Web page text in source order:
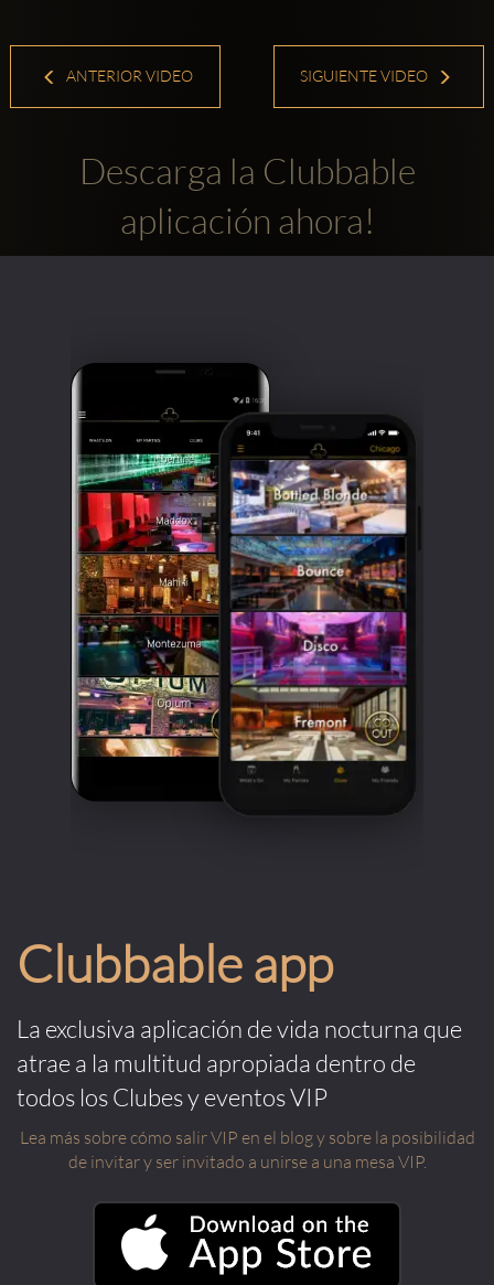
ANTERIOR VIDEO SIGUIENTE VIDEO
Descarga la Clubbable
aplicación ahora!
Clubbable app
La exclusiva aplicación de vida nocturna que
atrae a la multitud apropiada dentro de
todos los Clubes y eventos VIP
Lea más sobre cómo salir VIP en el blog y sobre la posibilidad
de invitar y ser invitado a unirse a una mesa VIP.